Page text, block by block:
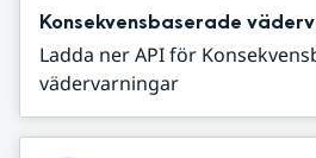
Konsekvensbaserade
Ladda ner API för
vädervarningar